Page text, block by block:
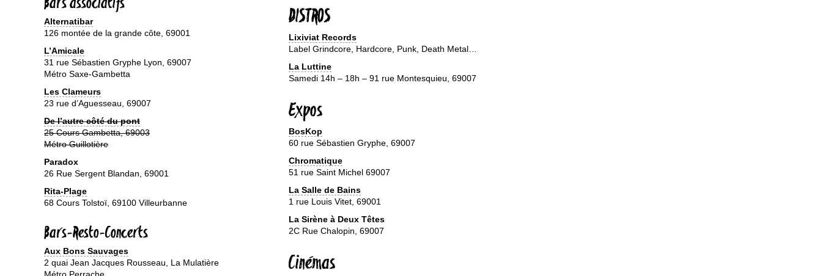
Alternatibar
126 montée de la grande côte, 69001
L’Amicale
31 rue Sébastien Gryphe Lyon, 69007
Métro Saxe-Gambetta
Les Clameurs
23 rue d’Aguesseau, 69007
De l’autre côté du pont
25 Cours Gambetta, 69003
Métro Guillotière
Paradox
26 Rue Sergent Blandan, 69001
Rita-Plage
68 Cours Tolstoï, 69100 Villeurbanne
Bars-Resto-Concerts
Aux Bons Sauvages
2 quai Jean Jacques Rousseau, La Mulatière
DISTROS
Lixiviat Records
Label Grindcore, Hardcore, Punk, Death Metal…
La Luttine
Samedi 14h – 18h – 91 rue Montesquieu, 69007
Expos
BosKop
60 rue Sébastien Gryphe, 69007
Chromatique
51 rue Saint Michel 69007
La Salle de Bains
1 rue Louis Vitet, 69001
La Sirène à Deux Têtes
2C Rue Chalopin, 69007
Cinémas